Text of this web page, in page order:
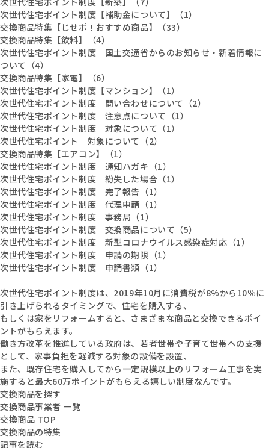
次世代住宅ポイント制度【補助金について】（1）
交換商品特集【じせポ！おすすめ商品】（33）
交換商品特集【飲料】（4）
次世代住宅ポイント制度 国土交通省からのお知らせ・新着情報に
ついて（4）
交換商品特集【家電】（6）
次世代住宅ポイント制度【マンション】（1）
次世代住宅ポイント制度 問い合わせについて（2）
次世代住宅ポイント制度 注意点について（1）
次世代住宅ポイント制度 対象について（1）
次世代住宅ポイント 対象について（2）
交換商品特集【エアコン】（1）
次世代住宅ポイント制度 通知ハガキ（1）
次世代住宅ポイント制度 紛失した場合（1）
次世代住宅ポイント制度 完了報告（1）
次世代住宅ポイント制度 代理申請（1）
次世代住宅ポイント制度 事務局（1）
次世代住宅ポイント制度 交換商品について（5）
次世代住宅ポイント制度 新型コロナウイルス感染症対応（1）
次世代住宅ポイント制度 申請の期限（1）
次世代住宅ポイント制度 申請書類（1）
次世代住宅ポイント制度は、2019年10月に消費税が8%から10％に
引き上げられるタイミングで、住宅を購入する、
もしくは家をリフォームすると、さまざまな商品と交換できるポイ
ントがもらえます。
働き方改革を推進している政府は、若者世帯や子育て世帯への支援
として、家事負担を軽減する対象の設備を設置、
また、既存住宅を購入してから一定規模以上のリフォーム工事を実
施すると最大60万ポイントがもらえる嬉しい制度なんです。
交換商品を探す
交換商品事業者 一覧
交換商品 TOP
交換商品の特集
記事を読む